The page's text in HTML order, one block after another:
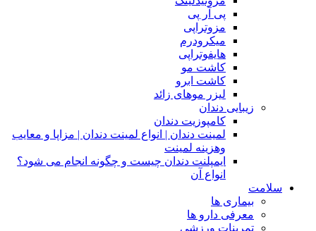
پی آر پی
مزوتراپی
میکرودرم
هایفوتراپی
کاشت مو
کاشت ابرو
لیزر موهای زائد
زیبایی دندان
کامپوزیت دندان
لمینت دندان | انواع لمینت دندان | مزاپا و معایب
وهزینه لمینت
ایمپلنت دندان چیست و چگونه انجام می شود؟
انواع آن
سلامت
بیماری ها
معرفی دارو ها
تمرینات ورزشی